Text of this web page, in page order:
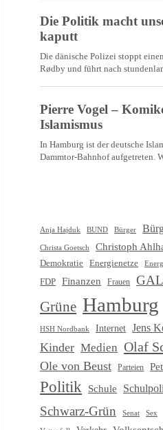
Anja Hajduk BUND Bürger
Christa Goetsch Christoph
Demokratie
Energienetze
FDP
Finanzen Frauen GAL
Grüne Hamburg
HSH Nordbank Internet Jens
Kinder Medien Olaf
Ole von Beust Parteien
Politik Schule
Schwarz-Grün Senat Sex